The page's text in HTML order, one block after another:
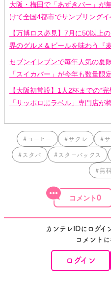
大阪・梅田で「あずきバー」が
けて全国4都市でサンプリング
【万博ロス必見】7月に50以上
界のグルメ＆ビールを味わう『
セブンイレブンで毎年人気の夏
「スイカバー」が今年も数量限
【大阪初常設】1人2杯までの“
「サッポロ黒ラベル」専門店が
#コーヒー #サクレ #
#スタバ #スターバックス
#無
0
カンテレIDにログイ
コメント
ログイン